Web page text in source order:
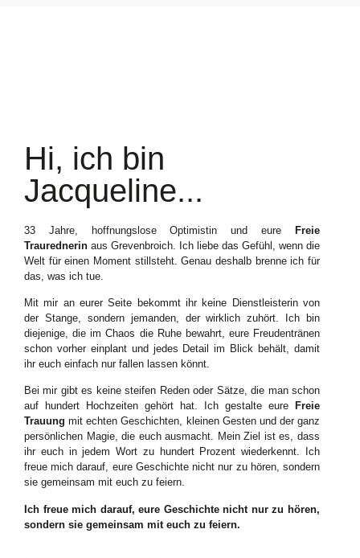
Hi, ich bin
Jacqueline...
33 Jahre, hoffnungslose Optimistin und eure Freie
Traurednerin aus Grevenbroich. Ich liebe das Gefühl, wenn die
Welt für einen Moment stillsteht. Genau deshalb brenne ich für
das, was ich tue.
Mit mir an eurer Seite bekommt ihr keine Dienstleisterin von
der Stange, sondern jemanden, der wirklich zuhört. Ich bin
diejenige, die im Chaos die Ruhe bewahrt, eure Freudentränen
schon vorher einplant und jedes Detail im Blick behält, damit
ihr euch einfach nur fallen lassen könnt.
Bei mir gibt es keine steifen Reden oder Sätze, die man schon
auf hundert Hochzeiten gehört hat. Ich gestalte eure
Freie
Trauung mit echten Geschichten, kleinen Gesten und der ganz
persönlichen Magie, die euch ausmacht. Mein Ziel ist es, dass
ihr euch in jedem Wort zu hundert Prozent wiederkennt. Ich
freue mich darauf, eure Geschichte nicht nur zu hören, sondern
sie gemeinsam mit euch zu feiern.
Ich freue mich darauf, eure Geschichte nicht nur zu hören,
sondern sie gemeinsam mit euch zu feiern.